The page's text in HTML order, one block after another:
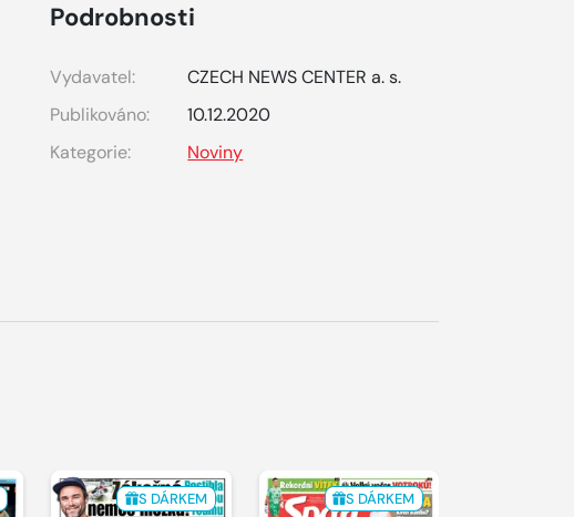
Podrobnosti
Vydavatel:
CZECH NEWS CENTER a. s.
Publikováno:
10.12.2020
Kategorie:
Noviny
S DÁRKEM S DÁRKEM